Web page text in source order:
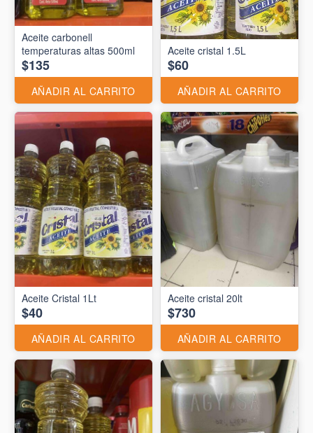
Aceite carbonell
temperaturas altas 500ml
$135
AÑADIR AL CARRITO
Aceite cristal 1.5L
$60
AÑADIR AL CARRITO
Aceite Cristal 1Lt
$40
AÑADIR AL CARRITO
Aceite cristal 20lt
$730
AÑADIR AL CARRITO